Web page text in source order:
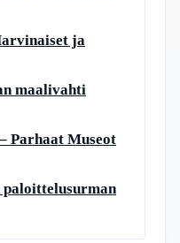
ja
maalivahti
Parhaat Museot